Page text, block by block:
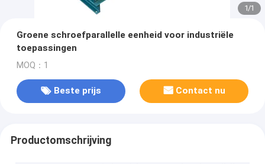
1/1
Groene schroefparallelle eenheid voor industriële
toepassingen
MOQ：1
Beste prijs Contact nu
Productomschrijving